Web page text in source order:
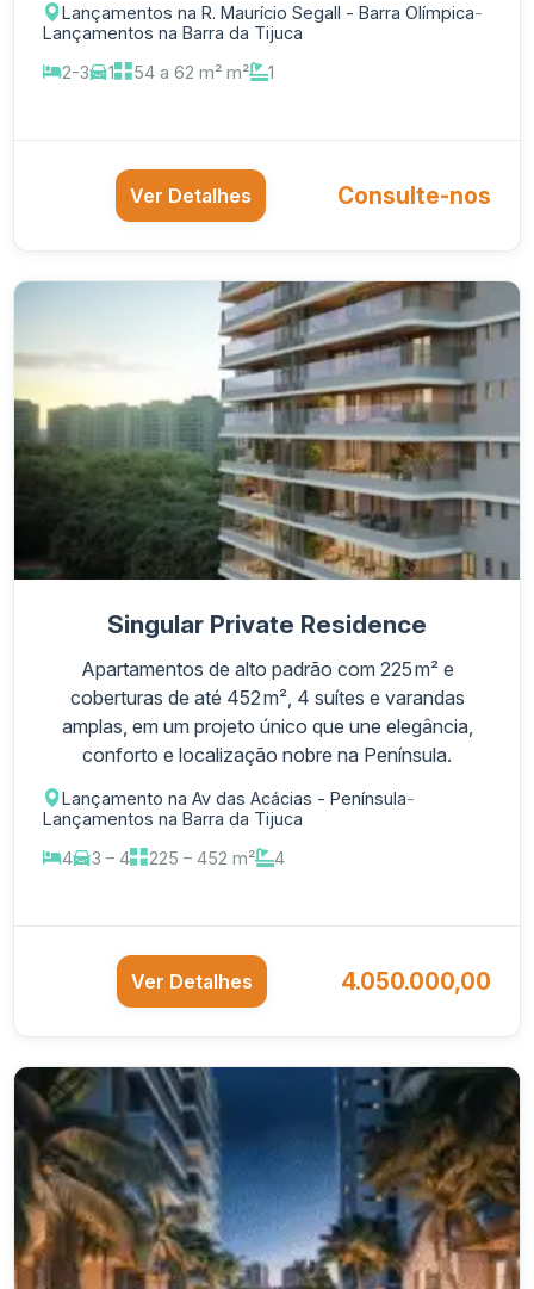
Lançamentos na R. Maurício Segall - Barra Olímpica-
Lançamentos na Barra da Tijuca
2-3
1 54 a 62 m² m² 1
Ver Detalhes Consulte-nos
Singular Private Residence
Apartamentos de alto padrão com 225 m² e
coberturas de até 452 m², 4 suítes e varandas
amplas, em um projeto único que une elegância,
conforto e localização nobre na Península.
Lançamento na Av das Acácias - Península-
Lançamentos na Barra da Tijuca
4
3 – 4 225 – 452 m² 4
Ver Detalhes 4.050.000,00